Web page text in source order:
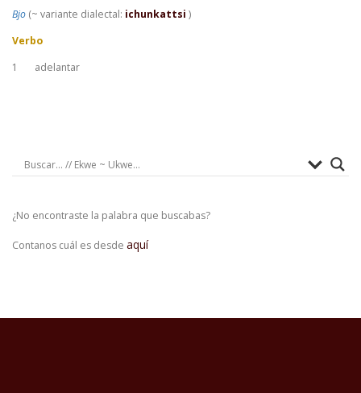
Bjo (~ variante dialectal: ichunkattsi )
Verbo
1
adelantar
¿No encontraste la palabra que buscabas?
Contanos cuál es desde aquí